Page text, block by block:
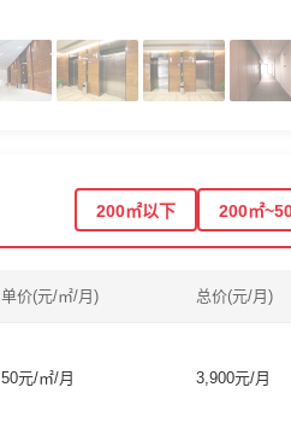
200㎡以下 200㎡
单价(元/㎡/月) 总价(元/月)
50元/㎡/月 3,900元/月